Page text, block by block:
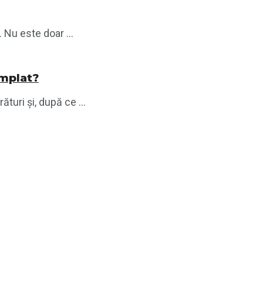
este doar ...
și, după ce ...